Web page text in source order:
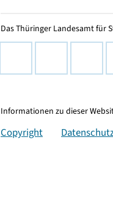
Das Thüringer Landesamt für
Informationen zu dieser
Copyright